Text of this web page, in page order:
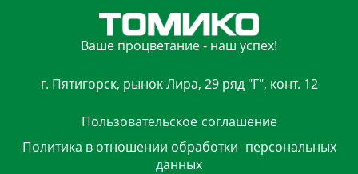
Ваше процветание - наш успех!
г. Пятигорск, рынок Лира, 29 ряд "Г", конт. 12
Пользовательское соглашение
Политика в отношении обработки персональных
данных